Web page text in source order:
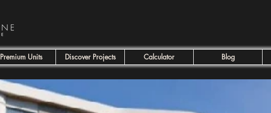
Premium Units Discover Projects Calculator Blog